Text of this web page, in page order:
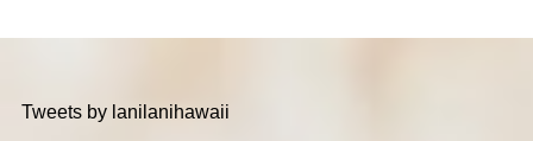
Tweets by lanilanihawaii